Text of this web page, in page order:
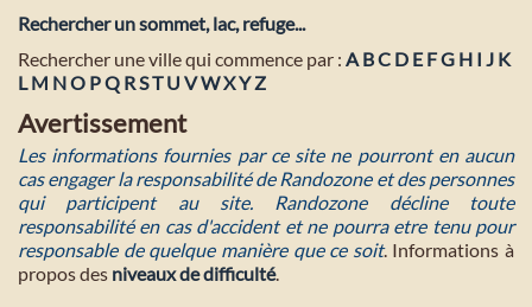
Rechercher un sommet, lac, refuge...
Rechercher une ville qui commence par : A BC D E FG H I J K
L M NO PQ RST U VWXYZ
Avertissement
Les informations fournies par ce site ne pourront en aucun
cas engager la responsabilité de Randozone et des personnes
qui participent au site. Randozone décline toute
responsabilité en cas d'accident et ne pourra etre tenu pour
responsable de quelque manière que ce soit. Informations à
propos des niveaux de difficulté.